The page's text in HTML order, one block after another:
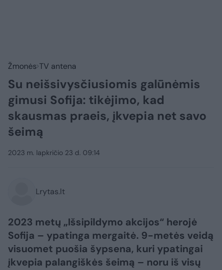
Žmonės TV antena
Su neišsivysčiusiomis galūnėmis
gimusi Sofija: tikėjimo, kad
skausmas praeis, įkvepia net savo
šeimą
2023 m. lapkričio 23 d. 09:14
Lrytas.lt
2023 metų „Išsipildymo akcijos“ herojė
Sofija – ypatinga mergaitė. 9-metės veidą
visuomet puošia šypsena, kuri ypatingai
įkvepia palangiškės šeimą – noru iš visų